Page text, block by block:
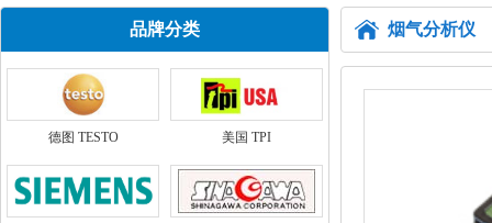
品牌分类
德图 TESTO 美国 TPI
烟气分析仪